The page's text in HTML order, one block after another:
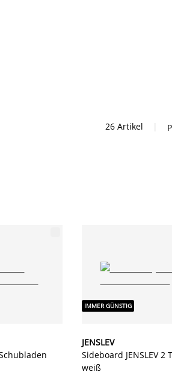
26 Artikel |
IMMER GÜNSTIG
JENSLEV
Sideboard JENSLEV
weiß